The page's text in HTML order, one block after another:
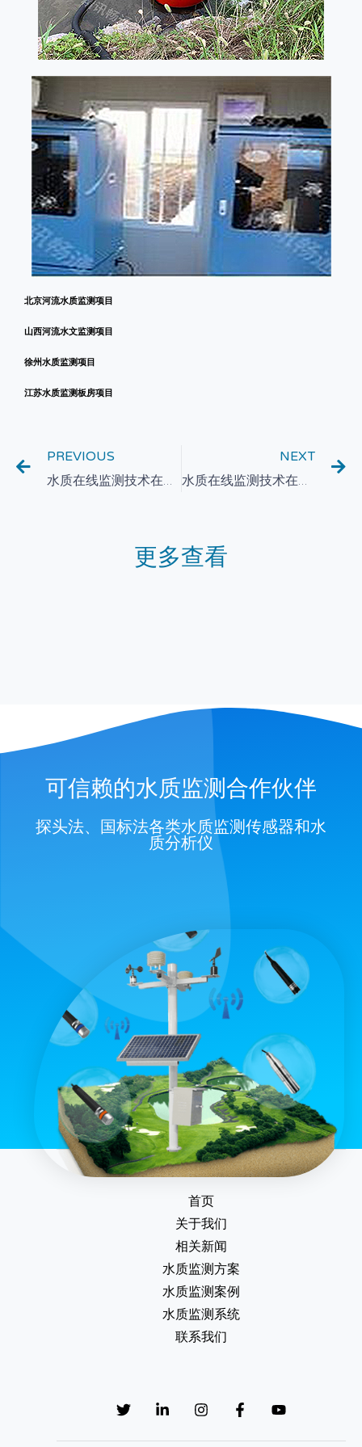
北京河流水质监测项目
山西河流水文监测项目
徐州水质监测项目
江苏水质监测板房项目
PREVIOUS
水质在线监测技术在湖泊环境保护中的应用与效果评估
NEXT
水质在线监测技术在饮用水源地保护中的应用与探索
更多查看
可信赖的水质监测合作伙伴
探头法、国标法各类水质监测传感器和水
质分析仪
首页
关于我们
相关新闻
水质监测方案
水质监测案例
水质监测系统
联系我们